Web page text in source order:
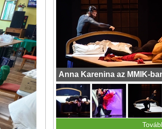
Anna Karenina az MMIK-